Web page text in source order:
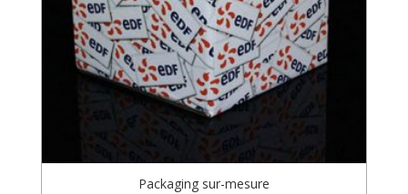
Packaging sur-mesure